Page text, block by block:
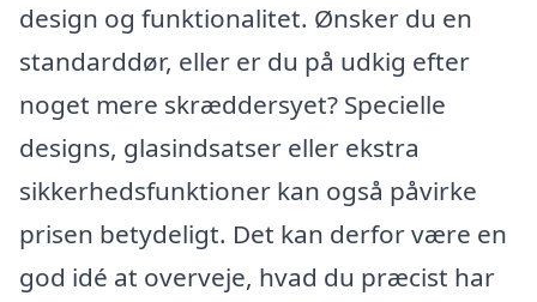
design og funktionalitet. Ønsker du en
standarddør, eller er du på udkig efter
noget mere skræddersyet? Specielle
designs, glasindsatser eller ekstra
sikkerhedsfunktioner kan også påvirke
prisen betydeligt. Det kan derfor være en
god idé at overveje, hvad du præcist har